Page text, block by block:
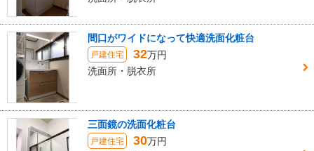
間口がワイドになって快適洗面化粧台
戸建住宅 32万円
洗面所・脱衣所
三面鏡の洗面化粧台
戸建住宅 30万円